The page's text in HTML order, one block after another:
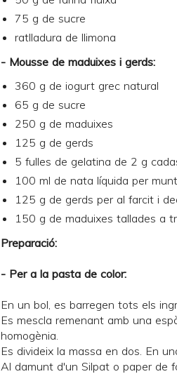
75 g de sucre
ratlladura de llimona
- Mousse de maduixes i gerds:
360 g de iogurt grec natural
65 g de sucre
250 g de maduixes
125 g de gerds
5 fulles de gelatina de 2 g
100 ml de nata líquida per
125 g de gerds per al farcit i
150 g de maduixes tallades a
Preparació:
- Per a la pasta de color:
En un bol, es barregen tots els
Es mescla remenant amb una
homogènia.
Es divideix la massa en dos. En
Al damunt d'un Silpat o paper de